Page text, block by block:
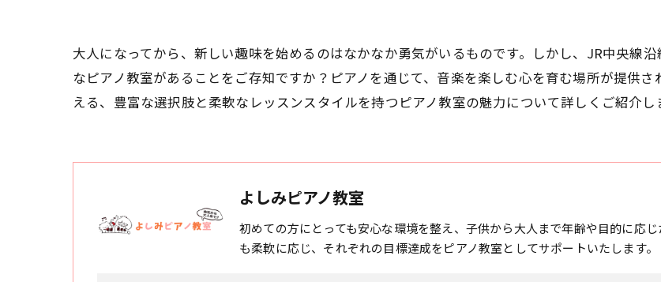
大人になってから、新しい趣味を始めるのはなかなか勇気がいるものです。しかし、JR中央線
なピアノ教室があることをご存知ですか？ピアノを通じて、音楽を楽しむ心を育む場所が提供
える、豊富な選択肢と柔軟なレッスンスタイルを持つピアノ教室の魅力について詳しくご紹介し
よしみピアノ教室
初めての方にとっても安心な環境を整え、子供から大人まで年齢や目的に応
も柔軟に応じ、それぞれの目標達成をピアノ教室としてサポートいたします。